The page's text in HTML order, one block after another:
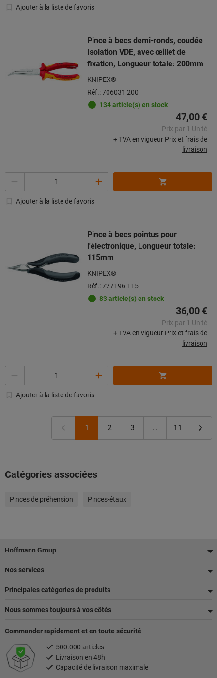
Ajouter à la liste de favoris
Pince à becs demi-ronds, coudée
Isolation VDE, avec œillet de
fixation, Longueur totale: 200mm
KNIPEX®
Réf.: 706031 200
134 article(s) en stock
47,00 €
Prix par 1 Unité
+ TVA en vigueur Prix et frais de
livraison
Ajouter à la liste de favoris
Pince à becs pointus pour
l'électronique, Longueur totale:
115mm
KNIPEX®
Réf.: 727196 115
83 article(s) en stock
36,00 €
Prix par 1 Unité
+ TVA en vigueur Prix et frais de
livraison
Ajouter à la liste de favoris
1 2 3 ... 11
Catégories associées
Pinces de préhension Pinces-étaux
Pied
de
page
Hoffmann Group
Nos services
Principales catégories de produits
Nous sommes toujours à vos côtés
Commander rapidement et en toute sécurité
500.000 articles
Livraison en 48h
Capacité de livraison maximale